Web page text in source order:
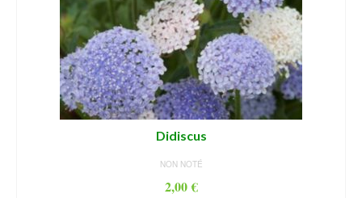
Didiscus
NON NOTÉ
2,00€